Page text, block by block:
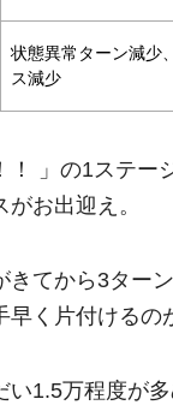
状態異常ターン減少
ス減少
！ 」の1ステー
お出迎え。
きてから3ター
く片付けるの
1.5万程度が多